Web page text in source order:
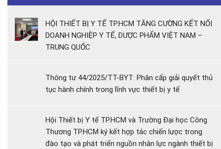
HỘI THIẾT BỊ Y TẾ TP.HCM TĂNG CƯỜNG KẾT NỐI
DOANH NGHIỆP Y TẾ, DƯỢC PHẨM VIỆT NAM –
TRUNG QUỐC
Thông tư 44/2025/TT-BYT: Phân cấp giải quyết thủ
tục hành chính trong lĩnh vực thiết bị y tế
Hội Thiết bị Y tế TP.HCM và Trường Đại học Công
Thương TP.HCM ký kết hợp tác chiến lược trong
đào tạo và phát triển nguồn nhân lực ngành thiết bị